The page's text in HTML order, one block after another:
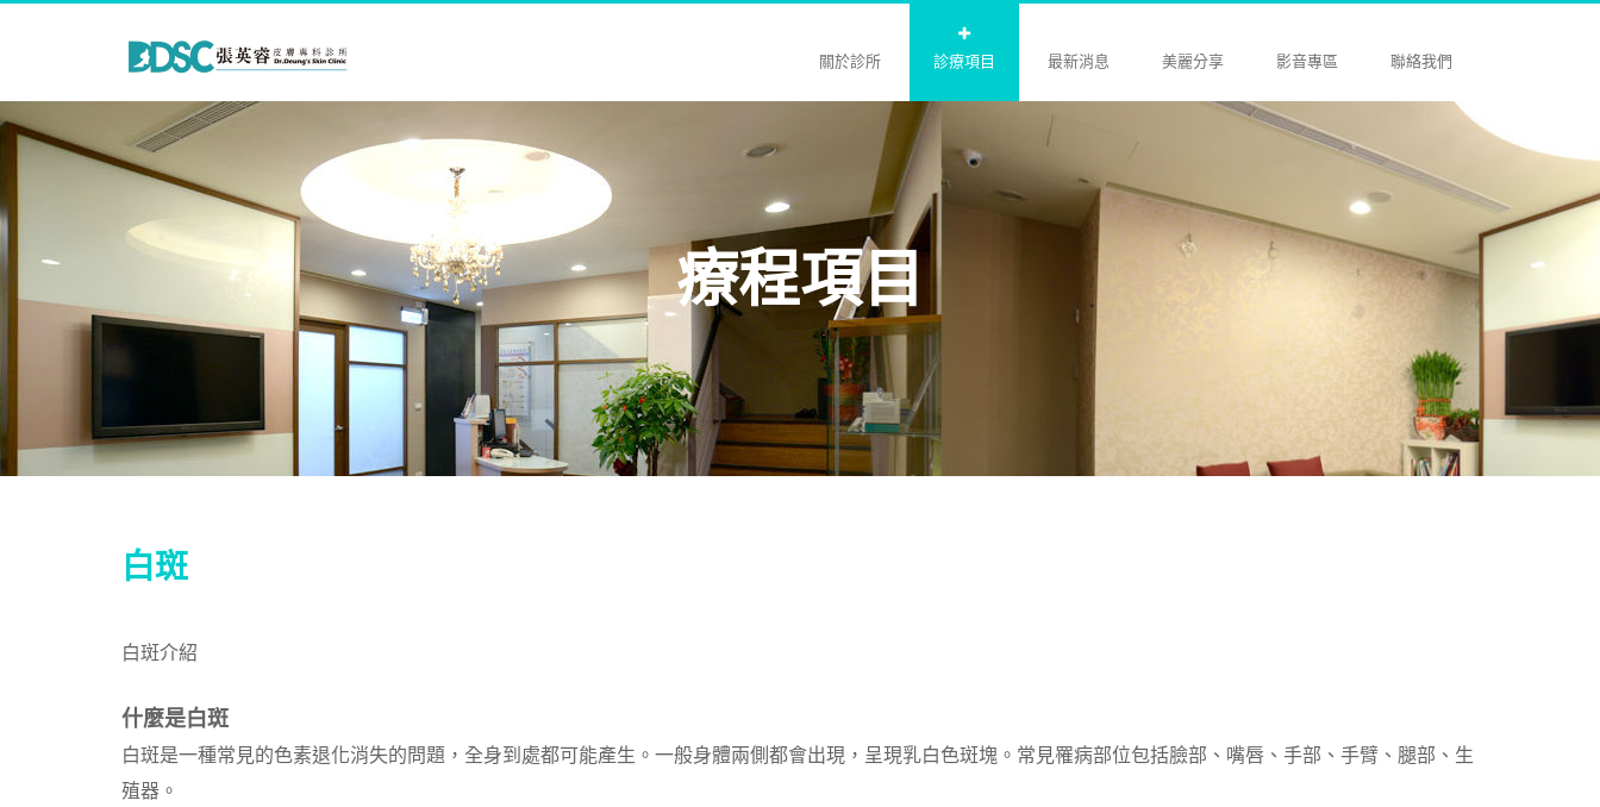
關於診所 診療項目 最新消息 美麗分享 影音專區 聯絡我們
療程項目
白斑
白斑介紹
什麼是白斑
白斑是一種常見的色素退化消失的問題，全身到處都可能產生。一般身體兩側都會出現，呈現乳白色斑塊。常見罹病部位包括臉部、嘴唇、手部、手臂、腿部、生
殖器。